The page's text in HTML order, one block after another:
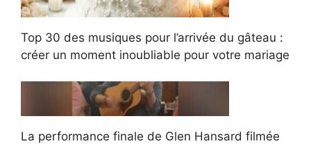
Top 30 des musiques pour l’arrivée du gâteau :
créer un moment inoubliable pour votre mariage
La performance finale de Glen Hansard filmée